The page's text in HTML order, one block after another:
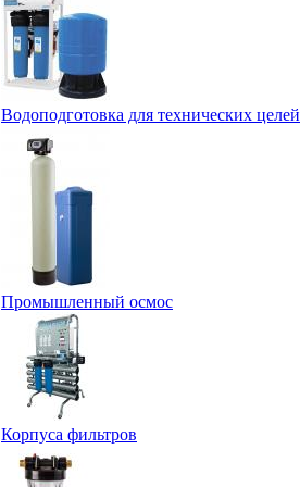
Водоподготовка для технических целей
Промышленный осмос
Корпуса фильтров